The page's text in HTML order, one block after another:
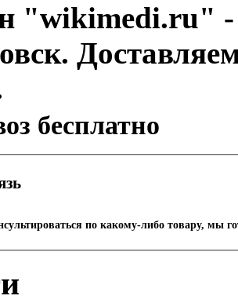
"wikimedi.ru" -
бесплатно
по какому-либо товару, мы